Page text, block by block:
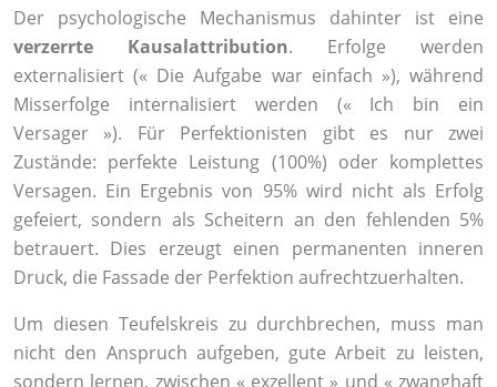
Der psychologische Mechanismus dahinter ist eine
verzerrte Kausalattribution. Erfolge werden
externalisiert (« Die Aufgabe war einfach »), während
Misserfolge internalisiert werden (« Ich bin ein
Versager »). Für Perfektionisten gibt es nur zwei
Zustände: perfekte Leistung (100%) oder komplettes
Versagen. Ein Ergebnis von 95% wird nicht als Erfolg
gefeiert, sondern als Scheitern an den fehlenden 5%
betrauert. Dies erzeugt einen permanenten inneren
Druck, die Fassade der Perfektion aufrechtzuerhalten.
Um diesen Teufelskreis zu durchbrechen, muss man
nicht den Anspruch aufgeben, gute Arbeit zu leisten,
sondern lernen, zwischen « exzellent » und « zwanghaft